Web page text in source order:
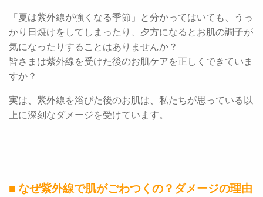
「夏は紫外線が強くなる季節」と分かってはいても、うっ
かり日焼けをしてしまったり、夕方になるとお肌の調子が
気になったりすることはありませんか？
皆さまは紫外線を受けた後のお肌ケアを正しくできていま
すか？
実は、紫外線を浴びた後のお肌は、私たちが思っている以
上に深刻なダメージを受けています。
■ なぜ紫外線で肌がごわつくの？ダメージの理由